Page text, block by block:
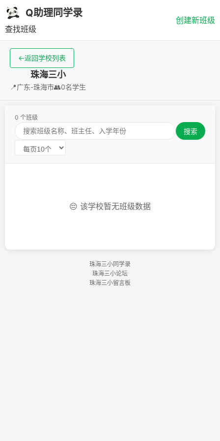
Q助理同学录
查找班级
创建新班级
←返回学校列表
珠海三小
📍广东-珠海市👥0名学生
0 个班级
搜索
😔 该学校暂无班级数据
珠海三小同学录
珠海三小论坛
珠海三小留言板